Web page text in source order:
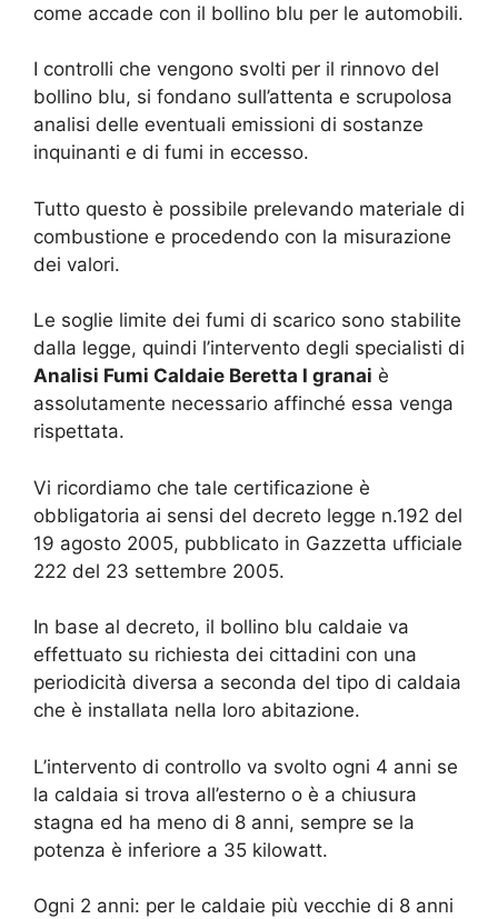
come accade con il bollino blu per le automobili.
I controlli che vengono svolti per il rinnovo del
bollino blu, si fondano sull’attenta e scrupolosa
analisi delle eventuali emissioni di sostanze
inquinanti e di fumi in eccesso.
Tutto questo è possibile prelevando materiale di
combustione e procedendo con la misurazione
dei valori.
Le soglie limite dei fumi di scarico sono stabilite
dalla legge, quindi l’intervento degli specialisti di
Analisi Fumi Caldaie Beretta I granai è
assolutamente necessario affinché essa venga
rispettata.
Vi ricordiamo che tale certificazione è
obbligatoria ai sensi del decreto legge n.192 del
19 agosto 2005, pubblicato in Gazzetta ufficiale
222 del 23 settembre 2005.
In base al decreto, il bollino blu caldaie va
effettuato su richiesta dei cittadini con una
periodicità diversa a seconda del tipo di caldaia
che è installata nella loro abitazione.
L’intervento di controllo va svolto ogni 4 anni se
la caldaia si trova all’esterno o è a chiusura
stagna ed ha meno di 8 anni, sempre se la
potenza è inferiore a 35 kilowatt.
Ogni 2 anni: per le caldaie più vecchie di 8 anni